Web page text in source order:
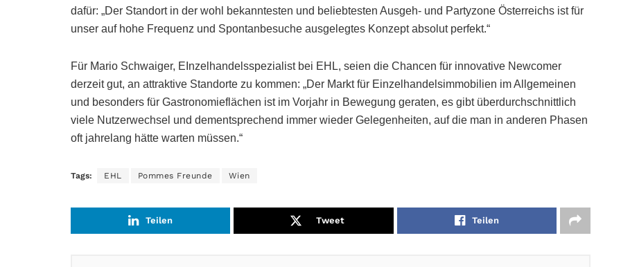
dafür: „Der Standort in der wohl bekanntesten und beliebtesten Ausgeh- und Partyzone Österreichs ist für
unser auf hohe Frequenz und Spontanbesuche ausgelegtes Konzept absolut perfekt.“
Für Mario Schwaiger, EInzelhandelsspezialist bei EHL, seien die Chancen für innovative Newcomer
derzeit gut, an attraktive Standorte zu kommen: „Der Markt für Einzelhandelsimmobilien im Allgemeinen
und besonders für Gastronomieflächen ist im Vorjahr in Bewegung geraten, es gibt überdurchschnittlich
viele Nutzerwechsel und dementsprechend immer wieder Gelegenheiten, auf die man in anderen Phasen
oft jahrelang hätte warten müssen.“
Tags: EHL Pommes Freunde Wien
Teilen Tweet Teilen